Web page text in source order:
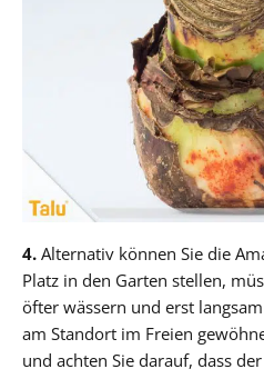
4. Alternativ können Sie die
Platz in den Garten stellen,
öfter wässern und erst
am Standort im Freien
und achten Sie darauf, dass